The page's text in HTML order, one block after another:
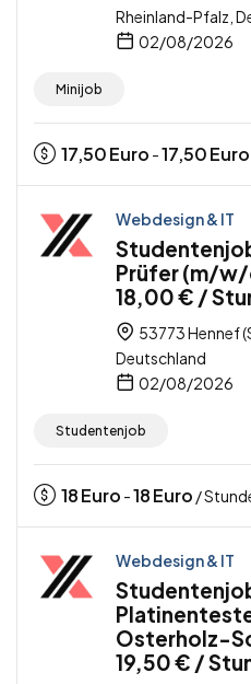
Rheinland-Pfalz,
02/08/2026
Minijob
17,50Euro -17,50Euro
Webdesign & IT
Prüfer (m/w/
18,00 € /
53773 Hennef
Deutschland
02/08/2026
Studentenjob
18Euro -18Euro /
Webdesign & IT
Osterholz-
19,50 € /